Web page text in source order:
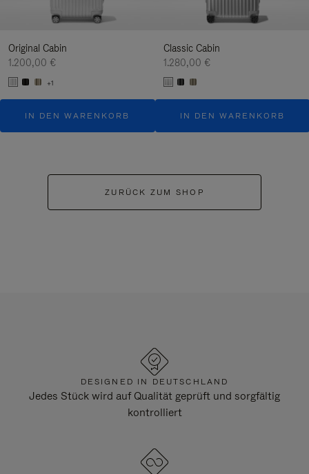
Original Cabin
1.200,00 €
+1
IN DEN WARENKORB
Classic Cabin
1.280,00 €
IN DEN WARENKORB
ZURÜCK ZUM SHOP
DESIGNED IN DEUTSCHLAND
Jedes Stück wird auf Qualität geprüft und sorgfältig
kontrolliert